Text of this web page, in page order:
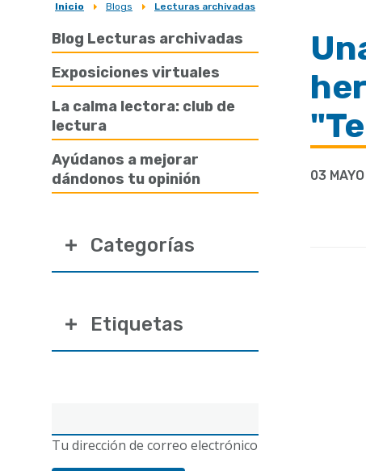
Sobrescribir
enlaces
de
ayuda
a
la
navegación
Inicio Blogs Lecturas archivadas
Blog Lecturas archivadas
Exposiciones virtuales
La calma lectora: club de
lectura
Ayúdanos a mejorar
dándonos tu opinión
electrónico
Tu dirección de correo electrónico
Categorías
Etiquetas
03